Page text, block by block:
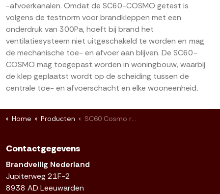
-afvoerkanalen. Omdat de SC60-COSMO getest is
volgens de testnorm voor brandkleppen met een
onderdruk van 300Pa, hoeft bij brand het
ventilatiesysteem niet uitgeschakeld te worden en mag
de mechanische toe- en afvoer aan blijven. De SC60-
COSMO mag toegepast worden in woningbouw, waarbij
de klep geplaatst wordt op de scheiding tussen de
centrale toe- en afvoerschacht en elke wooneenheid.
Home Producten SC60 Cosmo rond 100 rook- en brandwerende vlinderklep
Contactgegevens
Brandveilig Nederland
Jupiterweg 21F-2
8938 AD Leeuwarden